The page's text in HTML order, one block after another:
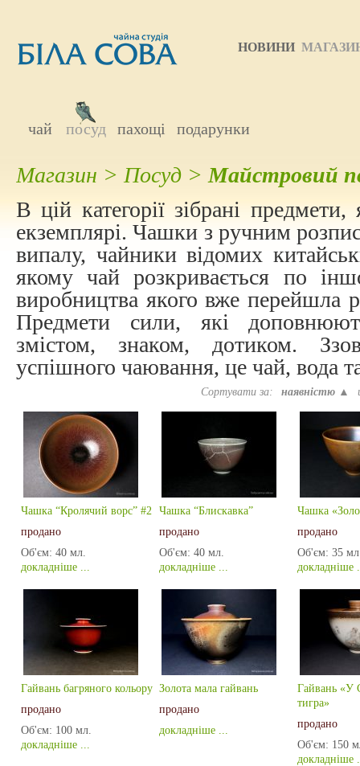
НОВИНИ
чай посуд пахощі подарунки
Магазин > Посуд > Майстровий
В цій категорії зібрані
екземплярі. Чашки з ручним
випалу, чайники відомих
якому чай розкривається по
виробництва якого вже перейшла
Предмети сили, які
змістом, знаком, дотиком.
успішного чаювання, це чай, вода
Сортувати за: наявністю ▲
Чашка “Кролячий ворс” #2
продано
Об'єм: 40 мл.
докладніше ...
Чашка “Блискавка”
продано
Об'єм: 40 мл.
докладніше ...
Чашка
продано
Об'єм: 35
докладніше
Гайвань багряного кольору
продано
Об'єм: 100 мл.
докладніше ...
Золота мала гайвань
продано
докладніше ...
Гайвань «У
тигра»
продано
Об'єм: 150
докладніше